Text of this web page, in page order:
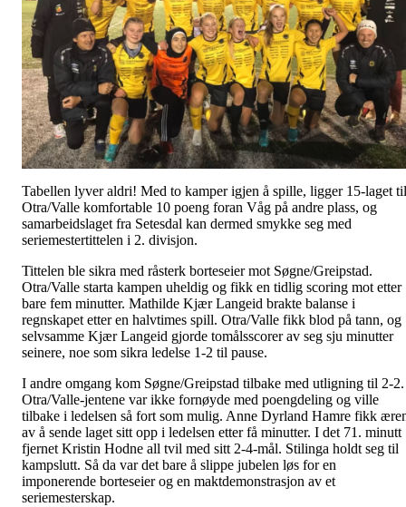
Tabellen lyver aldri! Med to kamper igjen å spille, ligger 15-laget til
Otra/Valle komfortable 10 poeng foran Våg på andre plass, og
samarbeidslaget fra Setesdal kan dermed smykke seg med
seriemestertittelen i 2. divisjon.
Tittelen ble sikra med råsterk borteseier mot Søgne/Greipstad.
Otra/Valle starta kampen uheldig og fikk en tidlig scoring mot etter
bare fem minutter. Mathilde Kjær Langeid brakte balanse i
regnskapet etter en halvtimes spill. Otra/Valle fikk blod på tann, og
selvsamme Kjær Langeid gjorde tomålsscorer av seg sju minutter
seinere, noe som sikra ledelse 1-2 til pause.
I andre omgang kom Søgne/Greipstad tilbake med utligning til 2-2.
Otra/Valle-jentene var ikke fornøyde med poengdeling og ville
tilbake i ledelsen så fort som mulig. Anne Dyrland Hamre fikk
av å sende laget sitt opp i ledelsen etter få minutter. I det 71. minutt
fjernet Kristin Hodne all tvil med sitt 2-4-mål. Stilinga holdt seg til
kampslutt. Så da var det bare å slippe jubelen løs for en
imponerende borteseier og en maktdemonstrasjon av et
seriemesterskap.